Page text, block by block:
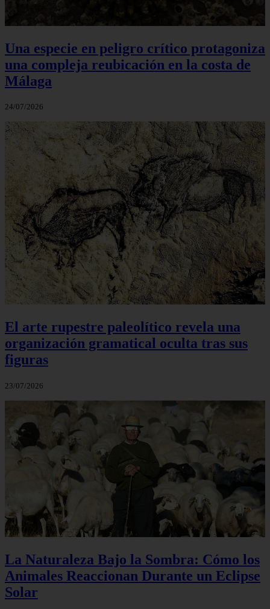
Una especie en peligro crítico protagoniza
una compleja reubicación en la costa de
Málaga
24/07/2026
El arte rupestre paleolítico revela una
organización gramatical oculta tras sus
figuras
23/07/2026
La Naturaleza Bajo la Sombra: Cómo los
Animales Reaccionan Durante un Eclipse
Solar